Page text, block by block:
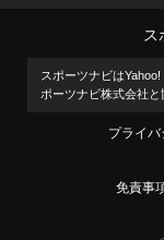
ス
スポーツナビは
ポーツナビ株式会社と
プライ
免責事